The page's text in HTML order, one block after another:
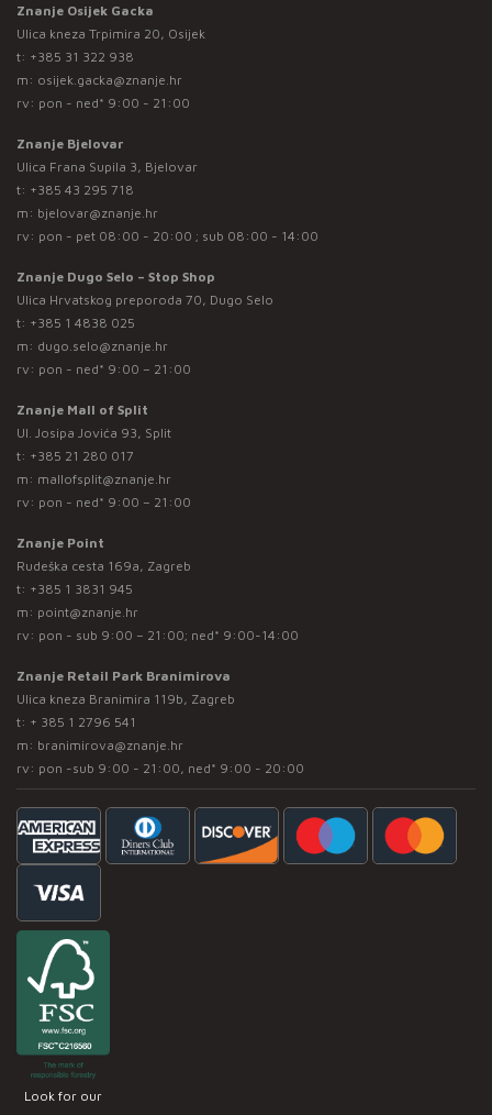
Znanje Osijek Gacka
Ulica kneza Trpimira 20, Osijek
t: +385 31 322 938
m: osijek.gacka@znanje.hr
rv: pon - ned* 9:00 - 21:00
Znanje Bjelovar
Ulica Frana Supila 3, Bjelovar
t: +385 43 295 718
m: bjelovar@znanje.hr
rv: pon - pet 08:00 - 20:00 ; sub 08:00 - 14:00
Znanje Dugo Selo – Stop Shop
Ulica Hrvatskog preporoda 70, Dugo Selo
t: +385 1 4838 025
m: dugo.selo@znanje.hr
rv: pon - ned* 9:00 – 21:00
Znanje Mall of Split
Ul. Josipa Jovića 93, Split
t: +385 21 280 017
m: mallofsplit@znanje.hr
rv: pon - ned* 9:00 – 21:00
Znanje Point
Rudeška cesta 169a, Zagreb
t: +385 1 3831 945
m: point@znanje.hr
rv: pon - sub 9:00 – 21:00; ned* 9:00-14:00
Znanje Retail Park Branimirova
Ulica kneza Branimira 119b, Zagreb
t: + 385 1 2796 541
m: branimirova@znanje.hr
rv: pon -sub 9:00 - 21:00, ned* 9:00 - 20:00
Look for our